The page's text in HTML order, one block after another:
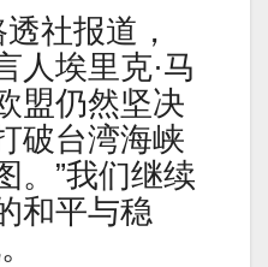
社报道，
人埃里克·马
盟仍然坚决
破台湾海峡
。”我们继续
和平与稳